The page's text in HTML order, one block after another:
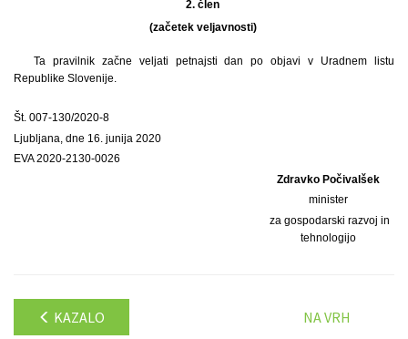
2. člen
(začetek veljavnosti)
Ta pravilnik začne veljati petnajsti dan po objavi v Uradnem listu
Republike Slovenije.
Št. 007-130/2020-8
Ljubljana, dne 16. junija 2020
EVA 2020-2130-0026
Zdravko Počivalšek
minister
za gospodarski razvoj in
tehnologijo
KAZALO NA VRH